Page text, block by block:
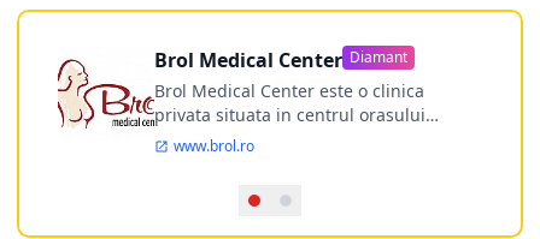
Brol Medical Center Diamant
Brol Medical Center este o clinica
privata situata in centrul orasului
Timisoara avand o experienta de
desfasoara activitatea intr-un spital
ultramodern.
www.brol.ro